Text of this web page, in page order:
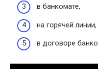
в банкомате,
на горячей линии,
в договоре